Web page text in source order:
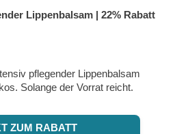
Lippenbalsam | 22% Rabatt
pflegender Lippenbalsam
Solange der Vorrat reicht.
ZUM RABATT